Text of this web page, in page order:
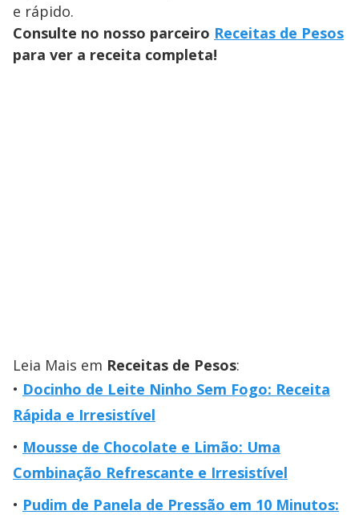
e rápido.
Consulte no nosso parceiro Receitas de Pesos
para ver a receita completa!
Leia Mais em Receitas de Pesos:
Docinho de Leite Ninho Sem Fogo: Receita
Rápida e Irresistível
Mousse de Chocolate e Limão: Uma
Combinação Refrescante e Irresistível
Pudim de Panela de Pressão em 10 Minutos: